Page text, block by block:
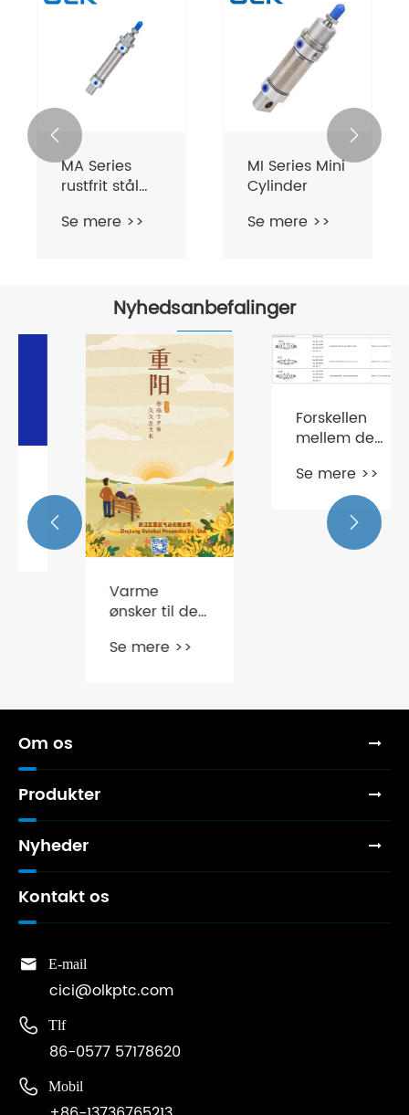
MA Series
rustfrit stål
Se mere >>
MI Series Mini
Cylinder
Se mere >>
 
Nyhedsanbefalinger
Varme
ønsker til den
niende
Ouleikai
Co., Ltd.!
Se mere >>
Forskellen
mellem de
ventiltyper af
magnetventiler
Se mere >>
 
Om os
Produkter
Nyheder
Kontakt os
 E-mail
cici@olkptc.com
 Tlf
86-0577 57178620
 Mobil